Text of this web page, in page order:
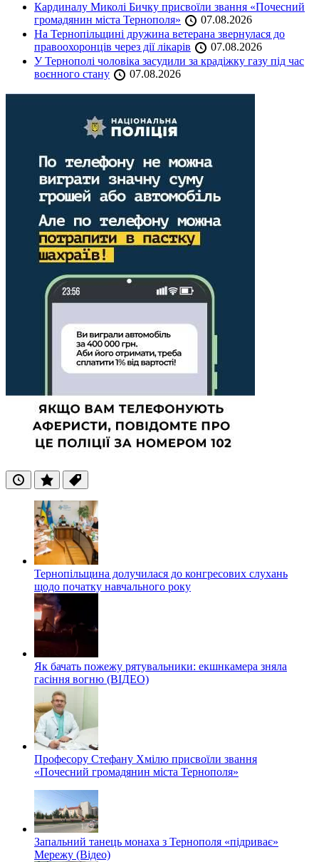
Кардиналу Миколі Бичку присвоїли звання «Почесний
громадянин міста Тернополя»
07.08.2026
На Тернопільщині дружина ветерана звернулася до
правоохоронців через дії лікарів
07.08.2026
У Тернополі чоловіка засудили за крадіжку газу під час
воєнного стану
07.08.2026
ОстанніПопулярні
Теги
Тернопільщина долучилася до конгресових слухань
щодо початку навчального року
Як бачать пожежу рятувальники: екшнкамера зняла
гасіння вогню (ВІДЕО)
Професору Стефану Хмілю присвоїли звання
«Почесний громадянин міста Тернополя»
Запальний танець монаха з Тернополя «підриває»
Мережу (Відео)